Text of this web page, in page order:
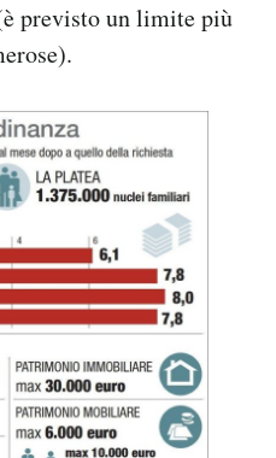
previsto un limite più